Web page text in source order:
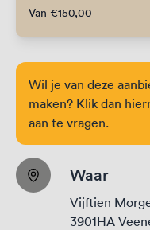
Van €150,00
Wil je van deze
maken? Klik dan
aan te vragen.
Waar
Vijftien
3901HA